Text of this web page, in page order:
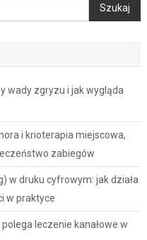
Szukaj
wady zgryzu i jak wygląda
i krioterapia miejscowa,
zabiegów
w druku cyfrowym: jak działa
w praktyce
leczenie kanałowe w